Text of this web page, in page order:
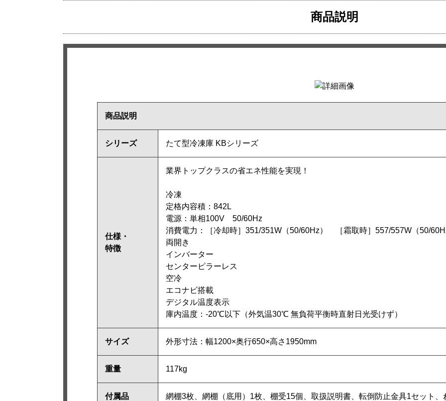
商品説明
商品説明
シリーズ たて型冷凍庫 KBシリーズ
仕様・
特徴
業界トップクラスの省エネ性能を実現！
冷凍
定格内容積：842L
電源：単相100V 50/60Hz
消費電力：［冷却時］351/351W（50/60Hz） ［霜取時］557/557W（50/
両開き
インバーター
センターピラーレス
空冷
エコナビ搭載
デジタル温度表示
庫内温度：-20℃以下（外気温30℃ 無負荷平衡時直射日光受けず）
サイズ 外形寸法：幅1200×奥行650×高さ1950mm
重量 117kg
付属品 網棚3枚、網棚（底用）1枚、棚受15個、取扱説明書、転倒防止金具1セット、